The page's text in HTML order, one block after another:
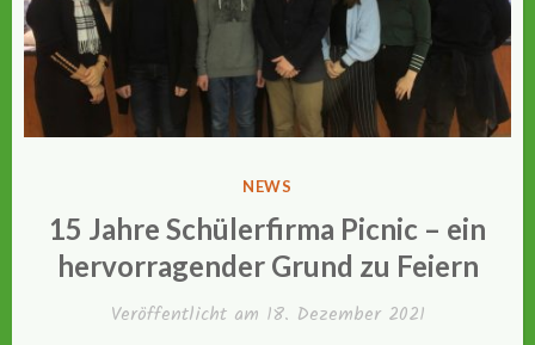
VERÖFFENTLICHT
NEWS
15 Jahre Schülerfirma Picnic – ein
hervorragender Grund zu Feiern
Veröffentlicht am 18. Dezember 2021